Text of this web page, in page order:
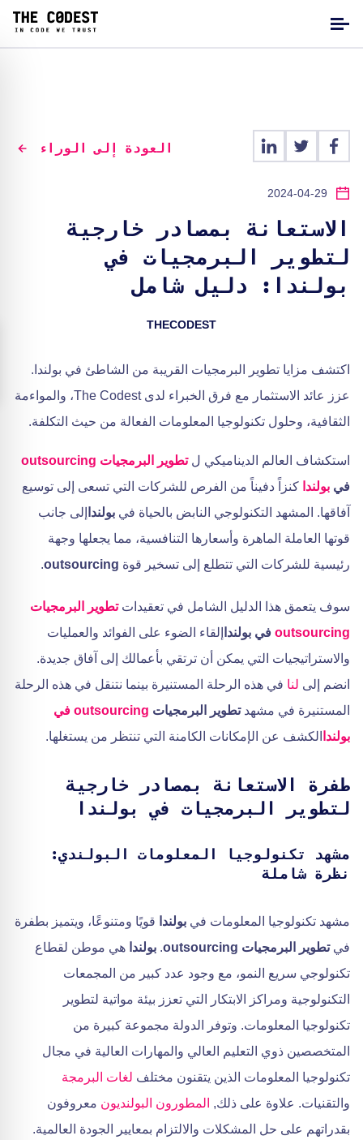
العودة إلى الوراء
2024-04-29
الاستعانة بمصادر خارجية
لتطوير البرمجيات في
بولندا: دليل شامل
THECODEST
اكتشف مزايا تطوير البرمجيات القريبة من الشاطئ في بولندا.
عزز عائد الاستثمار مع فرق الخبراء لدى The Codest، والمواءمة
الثقافية، وحلول تكنولوجيا المعلومات الفعالة من حيث التكلفة.
استكشاف العالم الديناميكي لتطوير البرمجيات outsourcing
في بولندا كنزاً دفيناً من الفرص للشركات التي تسعى إلى توسيع
آفاقها. المشهد التكنولوجي النابض بالحياة في بولندا إلى جانب
قوتها العاملة الماهرة وأسعارها التنافسية، مما يجعلها وجهة
رئيسية للشركات التي تتطلع إلى تسخير قوة outsourcing
.
سوف يتعمق هذا الدليل الشامل في تعقيداتتطوير البرمجيات
outsourcing في بولندا إلقاء الضوء على الفوائد والعمليات
والاستراتيجيات التي يمكن أن ترتقي بأعمالك إلى آفاق جديدة.
انضم إلى لنا في هذه الرحلة المستنيرة بينما نتنقل في هذه الرحلة
المستنيرة في مشهدتطوير البرمجيات
outsourcing في
بولندا الكشف عن الإمكانات الكامنة التي تنتظر من يستغلها.
طفرة الاستعانة بمصادر خارجية
لتطوير البرمجيات في بولندا
مشهد تكنولوجيا المعلومات البولندي:
نظرة شاملة
مشهد تكنولوجيا المعلومات في بولندا قويًا ومتنوعًا، ويتميز بطفرة
فيتطوير البرمجيات outsourcing . بولندا هي موطن لقطاع
تكنولوجي سريع النمو، مع وجود عدد كبير من المجمعات
التكنولوجية ومراكز الابتكار التي تعزز بيئة مواتية لتطوير
تكنولوجيا المعلومات. وتوفر الدولة مجموعة كبيرة من
المتخصصين ذوي التعليم العالي والمهارات العالية في مجال
تكنولوجيا المعلومات الذين يتقنون مختلف لغات البرمجة
والتقنيات. علاوة على ذلك, المطورون البولنديون معروفون
بقدراتهم على حل المشكلات والالتزام بمعايير الجودة العالمية.